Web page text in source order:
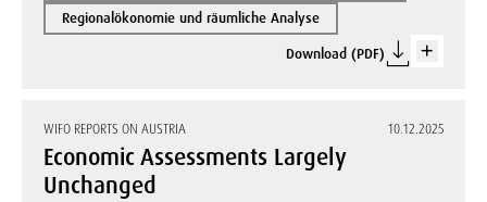
Regionalökonomie und räumliche Analyse
Download (PDF)
WIFO REPORTS ON AUSTRIA 10.12.2025
Economic Assessments Largely
Unchanged